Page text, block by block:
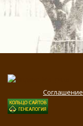
Соглашение